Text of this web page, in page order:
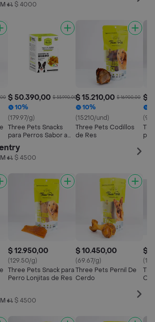
• $ 4000
$ 50.390,00 $ 55.990,00
10%
(179.97/g)
Three Pets Snacks
para Perros Sabor a
Panceta al Horno
$ 15.210,00 $ 16.900,00
10%
(15210/und)
Three Pets Codillos
de Res
$
• $ 4500
$ 12.950,00
(129.50/g)
Three Pets Snack para
Perro Lonjitas de Res
$ 10.450,00
(69.67/g)
Three Pets Pernil De
Cerdo
$
• $ 4500